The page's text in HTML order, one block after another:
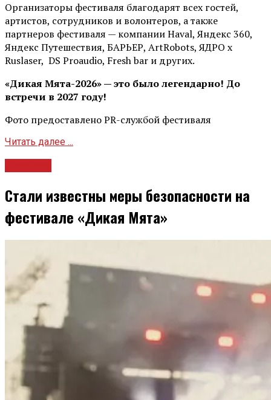
Организаторы фестиваля благодарят всех гостей,
артистов, сотрудников и волонтеров, а также
партнеров фестиваля — компании Haval, Яндекс 360,
Яндекс Путешествия, БАРЬЕР, ArtRobots, ЯДРО х
Ruslaser, DS Proaudio, Fresh bar и других.
«Дикая Мята-2026» — это было легендарно! До
встречи в 2027 году!
Фото предоставлено PR-службой фестиваля
Читать далее ...
Стали известны меры безопасности на
фестивале «Дикая Мята»